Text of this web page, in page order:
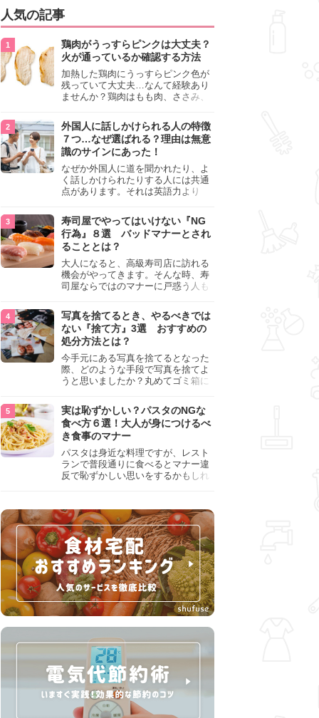
人気の記事
鶏肉がうっすらピンクは大丈夫？
火が通っているか確認する方法
加熱した鶏肉にうっすらピンク色が
残っていて大丈夫…なんて経験あり
ませんか？鶏肉はもも肉、ささみ、
わいが異なり、いろいろと楽しめる
料理ですが、鶏肉は加熱した後でも
うっすらピンク色の部分が大丈夫な
のと気になるときがあります。この
記事では生焼けか火が通っているの
かを確認する方法や、鶏肉を調理す
るときの注意点を紹介しますので、
参考にしてみてくださいね。
外国人に話しかけられる人の特徴
７つ…なぜ選ばれる？理由は無意
識のサインにあった！
なぜか外国人に道を聞かれたり、よ
く話しかけられたりする人には共通
点があります。それは英語力より
けても大丈夫」というサインが関係
しています。よく選ばれる人の特徴
や、英語が苦手でも焦らない対処
法、自分を守るための注意点を詳し
く解説します。
寿司屋でやってはいけない『NG
行為』８選 バッドマナーとされ
ることとは？
大人になると、高級寿司店に訪れる
機会がやってきます。そんな時、寿
司屋ならではのマナーに戸惑う人も
らためて寿司屋でやってはいけない
『NG行為』をチェックしましょう。
写真を捨てるとき、やるべきでは
ない『捨て方』3選 おすすめの
処分方法とは？
今手元にある写真を捨てるとなった
際、どのような手段で写真を捨てよ
うと思いましたか？丸めてゴミ箱に
真は個人情報が詰まっているので、
ただ丸めただけの状態で捨ててしま
うのは危険です。写真にすべきでは
ない捨て方をまとめているので、ぜ
ひチェックしておきましょう。
実は恥ずかしい？パスタのNGな
食べ方６選！大人が身につけるべ
き食事のマナー
パスタは身近な料理ですが、レスト
ランで普段通りに食べるとマナー違
反で恥ずかしい思いをするかもしれ
して、正しい食べ方を確認しましょ
う。大人の嗜みとして知っておきた
い新常識を解説します。